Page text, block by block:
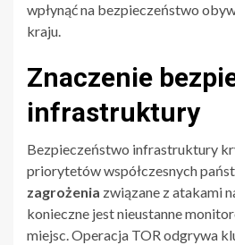
wpłynąć na bezpieczeństwo
kraju.
Znaczenie
infrastruktury
Bezpieczeństwo infrastruktury
priorytetów współczesnych
zagrożenia związane z atakami
konieczne jest nieustanne
miejsc. Operacja TOR odgrywa